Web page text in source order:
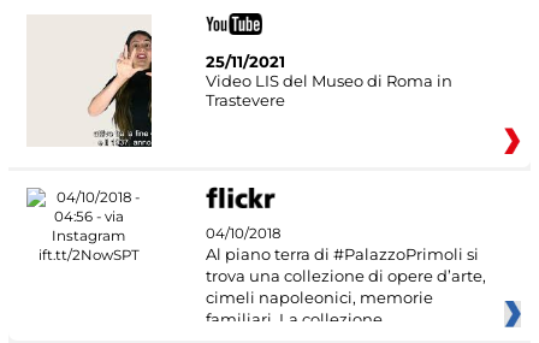
25/11/2021
Video LIS del Museo di Roma in
Trastevere
04/10/2018
Al piano terra di #PalazzoPrimoli si
trova una collezione di opere d’arte,
cimeli napoleonici, memorie
familiari. La collezione